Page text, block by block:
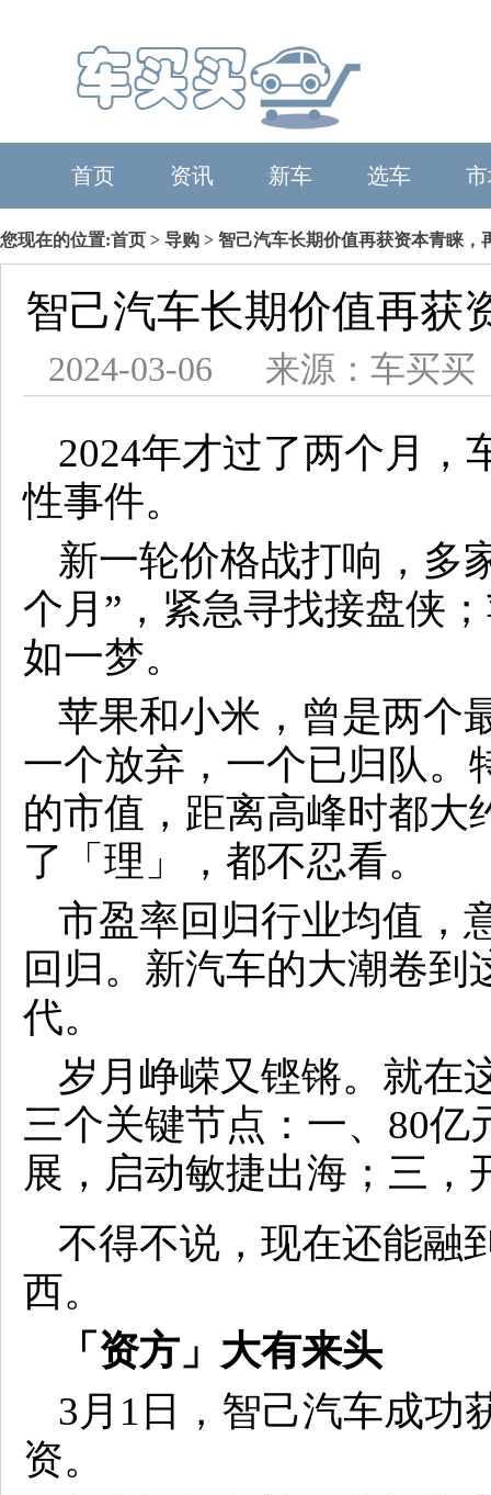
首页 资讯 新车 选车
您现在的位置:首页 > 导购 > 智己汽车长期价值再获资本青睐，
智己汽车长期价值再获
2024-03-06 来源：车买
2024年才过了两个月，
性事件。
新一轮价格战打响，多
个月”，紧急寻找接盘侠
如一梦。
苹果和小米，曾是两个
一个放弃，一个已归队。
的市值，距离高峰时都大
了「理」，都不忍看。
市盈率回归行业均值，
回归。新汽车的大潮卷
代。
岁月峥嵘又铿锵。就在
三个关键节点：一、80
展，启动敏捷出海；三，
不得不说，现在还能融
西。
「资方」大有来头
3月1日，智己汽车成功
资。